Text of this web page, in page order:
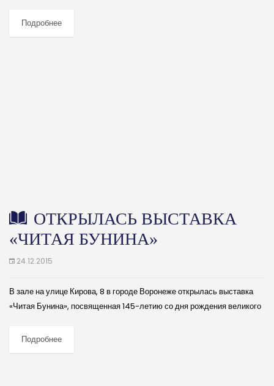
Людмила Смирнова в своём докладе отметила наиболее крупные и
значимые...
Подробнее
ОТКРЫЛАСЬ ВЫСТАВКА
«ЧИТАЯ БУНИНА»
24.12.2015
В зале на улице Кирова, 8 в городе Воронеже открылась выставка
«Читая Бунина», посвященная 145-летию со дня рождения великого
нобелевского лауреата, представили известные художники...
Подробнее